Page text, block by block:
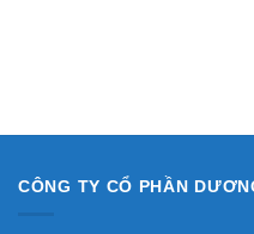
CÔNG TY CỔ PHẦN